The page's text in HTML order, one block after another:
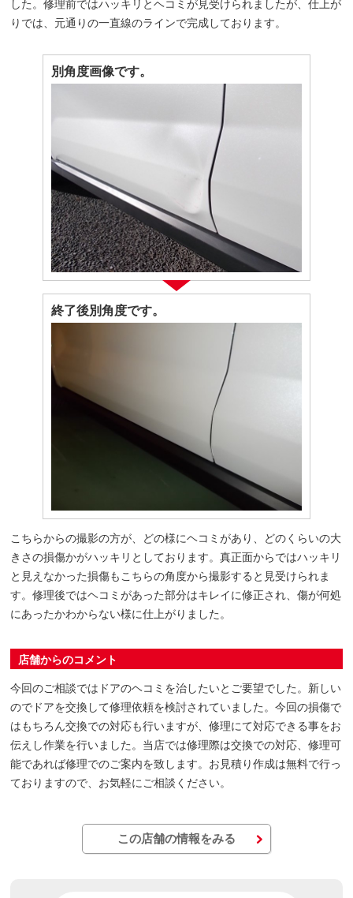
した。修理前ではハッキリとヘコミが見受けられましたが、仕上が
りでは、元通りの一直線のラインで完成しております。
別角度画像です。
終了後別角度です。
こちらからの撮影の方が、どの様にヘコミがあり、どのくらいの大
きさの損傷かがハッキリとしております。真正面からではハッキリ
と見えなかった損傷もこちらの角度から撮影すると見受けられま
す。修理後ではヘコミがあった部分はキレイに修正され、傷が何処
にあったかわからない様に仕上がりました。
店舗からのコメント
今回のご相談ではドアのヘコミを治したいとご要望でした。新しい
のでドアを交換して修理依頼を検討されていました。今回の損傷で
はもちろん交換での対応も行いますが、修理にて対応できる事をお
伝えし作業を行いました。当店では修理際は交換での対応、修理可
能であれば修理でのご案内を致します。お見積り作成は無料で行っ
ておりますので、お気軽にご相談ください。
この店舗の情報をみる